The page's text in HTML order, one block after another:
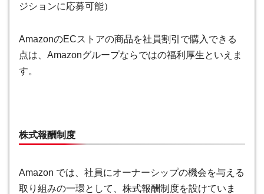
ジションに応募可能）
AmazonのECストアの商品を社員割引で購入できる
点は、Amazonグループならではの福利厚生といえま
す。
株式報酬制度
Amazon では、社員にオーナーシップの機会を与える
取り組みの一環として、株式報酬制度を設けていま